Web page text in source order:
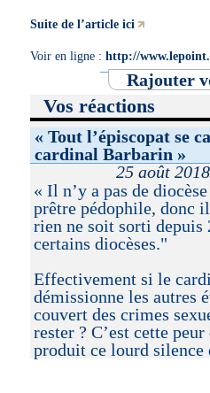
Suite de l’article ici
Voir en ligne :http://
Rajouter
Vos réactions
« Tout l’épiscopat se
cardinal Barbarin »
25 août
« Il n’y a pas de
prêtre pédophile, donc
rien ne soit sorti depuis
certains diocèses."
Effectivement si le
démissionne les autres
couvert des crimes
rester ? C’est cette
produit ce lourd silence